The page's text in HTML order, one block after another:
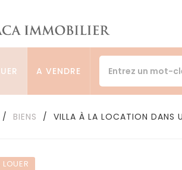
A VENDRE
/ BIENS / VILLA À LA LOCATION DANS